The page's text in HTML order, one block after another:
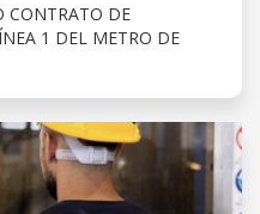
CONTRATO DE
1 DEL METRO DE